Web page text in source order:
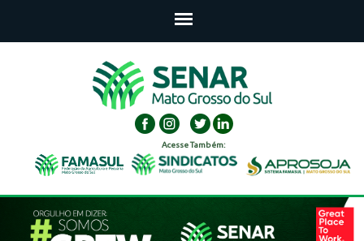
Acesse Também: